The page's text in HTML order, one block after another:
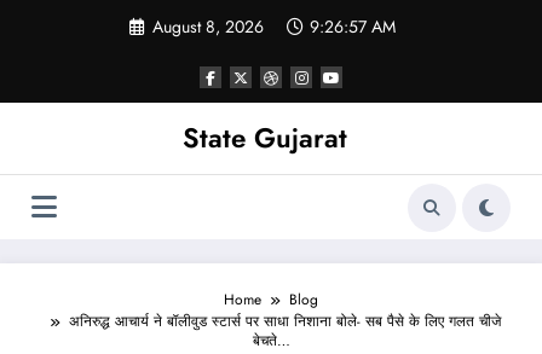
August 8, 2026 9:26:59 AM
State Gujarat
Home
Blog
अनिरुद्ध आचार्य ने बॉलीवुड स्टार्स पर साधा निशाना बोले- सब पैसे के लिए गलत चीजे
बेचते…